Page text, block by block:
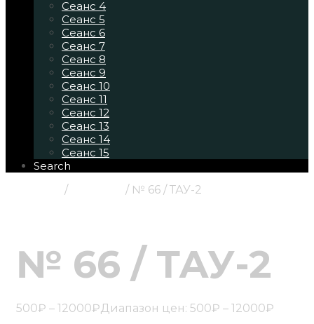
Сеанс 4
Сеанс 5
Сеанс 6
Сеанс 7
Сеанс 8
Сеанс 9
Сеанс 10
Сеанс 11
Сеанс 12
Сеанс 13
Сеанс 14
Сеанс 15
Search
/ / № 66 / ТАУ-2
№ 66 / ТАУ-2
500₽ – 12000₽Диапазон цен: 500₽ – 12000₽